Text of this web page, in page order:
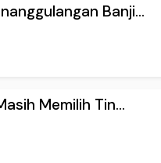
Banji...
Memilih Tin...